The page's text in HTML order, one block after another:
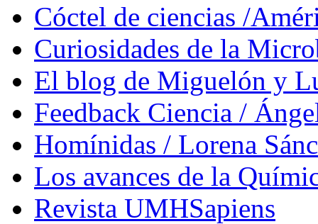
Cóctel de ciencias /
Curiosidades de la
El blog de Miguelón y
Feedback Ciencia /
Homínidas / Lorena
Los avances de la
Revista UMHSapiens